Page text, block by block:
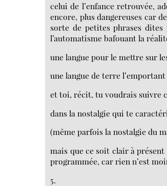
celui de l’enfance retrouvée,
encore, plus dangereuses car
sorte de petites phrases
l’automatisme bafouant la
une langue pour le mettre sur
une langue de terre
et toi, récit, tu voudrais suivre
dans la nostalgie qui te
(même parfois la nostalgie du
mais que ce soit clair à
programmée, car rien n’est
5.